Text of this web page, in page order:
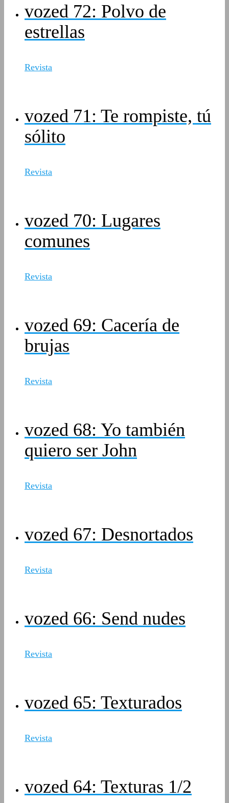
vozed 72: Polvo de
estrellas
Revista
vozed 71: Te rompiste, tú
sólito
Revista
vozed 70: Lugares
comunes
Revista
vozed 69: Cacería de
brujas
Revista
vozed 68: Yo también
quiero ser John
Revista
vozed 67: Desnortados
Revista
vozed 66: Send nudes
Revista
vozed 65: Texturados
Revista
vozed 64: Texturas 1/2